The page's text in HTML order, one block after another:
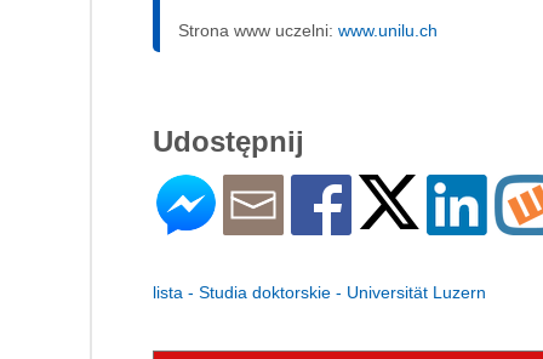
Strona www uczelni: www.unilu.ch
Udostępnij
lista - Studia doktorskie - Universität Luzern